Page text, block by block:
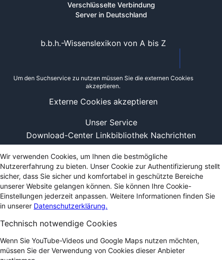
Verschlüsselte Verbindung
Server in Deutschland
Unser Service
Download-Center Linkbibliothek Nachrichten
b.b.h.-Wissenslexikon von A bis Z
Um den Suchservice zu nutzen müssen Sie die externen Cookies
akzeptieren.
Externe Cookies akzeptieren
Wir verwenden Cookies, um Ihnen die bestmögliche
Nutzererfahrung zu bieten. Unser Cookie zur Authentifizierung stellt
sicher, dass Sie sicher und komfortabel in geschützte Bereiche
unserer Website gelangen können. Sie können Ihre Cookie-
Einstellungen jederzeit anpassen. Weitere Informationen finden Sie
in unserer Datenschutzerklärung.
Technisch notwendige Cookies
Wenn Sie YouTube-Videos und Google Maps nutzen möchten,
müssen Sie der Verwendung von Cookies dieser Anbieter